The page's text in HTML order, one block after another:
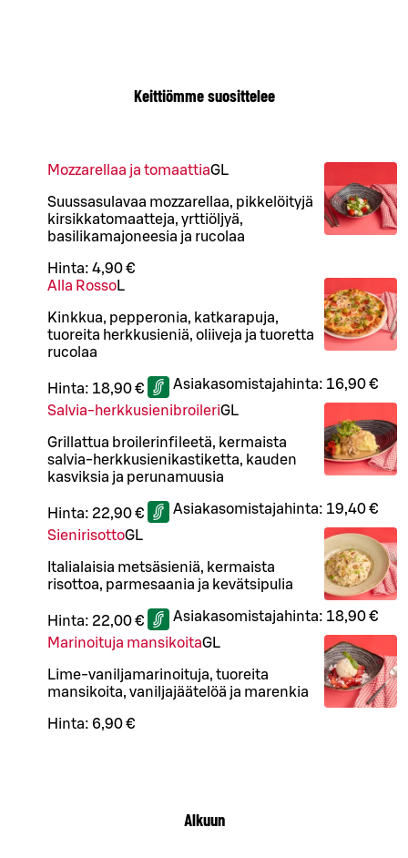
Keittiömme suosittelee
Mozzarellaa ja tomaattiaGL
Suussasulavaa mozzarellaa, pikkelöityjä
kirsikkatomaatteja, yrttiöljyä,
basilikamajoneesia ja rucolaa
Hinta: 4,90 €
Alla RossoL
Kinkkua, pepperonia, katkarapuja,
tuoreita herkkusieniä, oliiveja ja tuoretta
rucolaa
Hinta: 18,90 € Asiakasomistajahinta: 16,90 €
Salvia-herkkusienibroileriGL
Grillattua broilerinfileetä, kermaista
salvia-herkkusienikastiketta, kauden
kasviksia ja perunamuusia
Hinta: 22,90 € Asiakasomistajahinta: 19,40 €
SienirisottoGL
Italialaisia metsäsieniä, kermaista
risottoa, parmesaania ja kevätsipulia
Hinta: 22,00 € Asiakasomistajahinta: 18,90 €
Marinoituja mansikoitaGL
Lime-vaniljamarinoituja, tuoreita
mansikoita, vaniljajäätelöä ja marenkia
Hinta: 6,90 €
Alkuun